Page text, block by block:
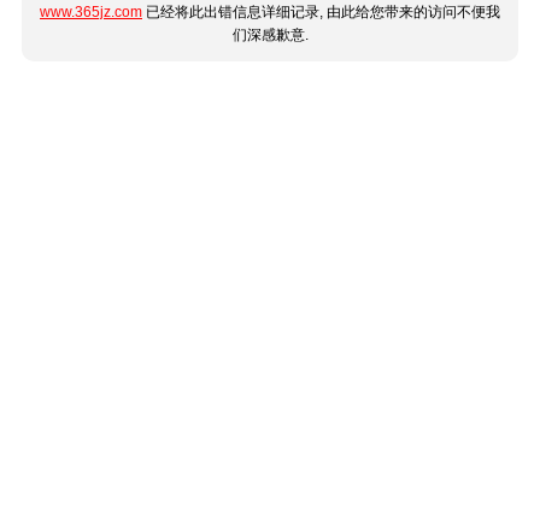
www.365jz.com 已经将此出错信息详细记录, 由此给您带来的访问不便我
们深感歉意.